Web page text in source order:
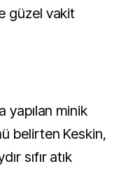
güzel vakit
yapılan minik
belirten Keskin,
sıfır atık